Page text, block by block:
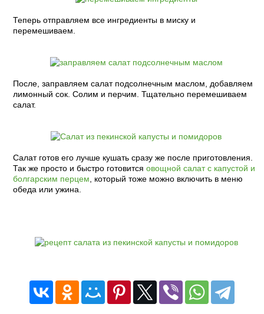
Теперь отправляем все ингредиенты в миску и
перемешиваем.
После, заправляем салат подсолнечным маслом, добавляем
лимонный сок. Солим и перчим. Тщательно перемешиваем
салат.
Салат готов его лучше кушать сразу же после приготовления.
Так же просто и быстро готовится овощной салат с капустой и
болгарским перцем , который тоже можно включить в меню
обеда или ужина.